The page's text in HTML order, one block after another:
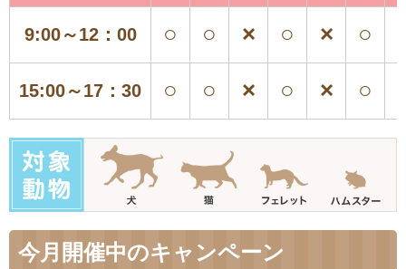
法事の準備のため休診日があります
↓カレンダーご確認お願いします
9:00～12：00 ○ ○ × ○ × ○
15:00～17：30 ○ ○ × ○ × ○
今月開催中のキャンペーン